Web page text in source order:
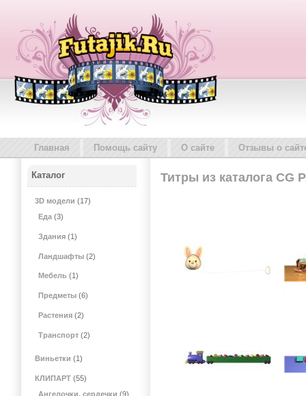
Главная Помощь сайту О сайте Отзывы о
Титры из каталога CG
Каталог
3D модели (17)
Еда (3)
Здания (1)
Ландшафты (2)
Мебель (1)
Предметы (6)
Растения (2)
Транспорт (2)
Виньетки (1)
КЛИПАРТ(55)
Ангелочки, сердечки (9)